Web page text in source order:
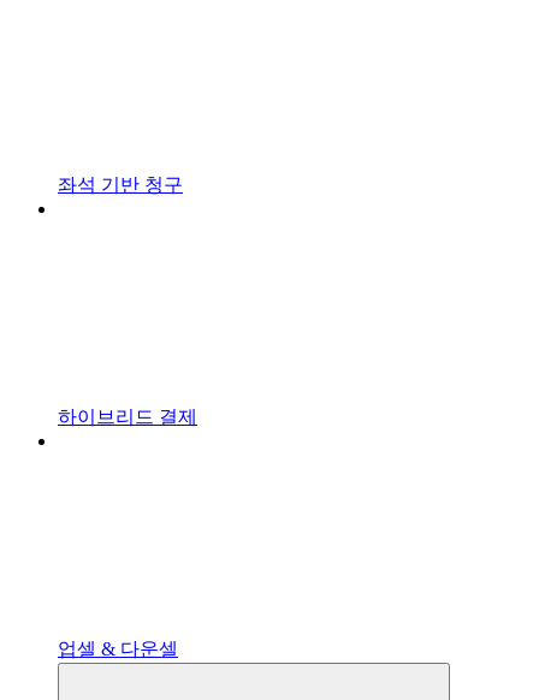
좌석 기반 청구
하이브리드 결제
업셀 & 다운셀